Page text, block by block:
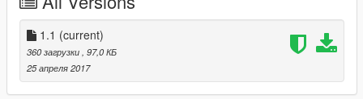
1.1 (current)
360 загрузки , 97,0 КБ
25 апреля 2017